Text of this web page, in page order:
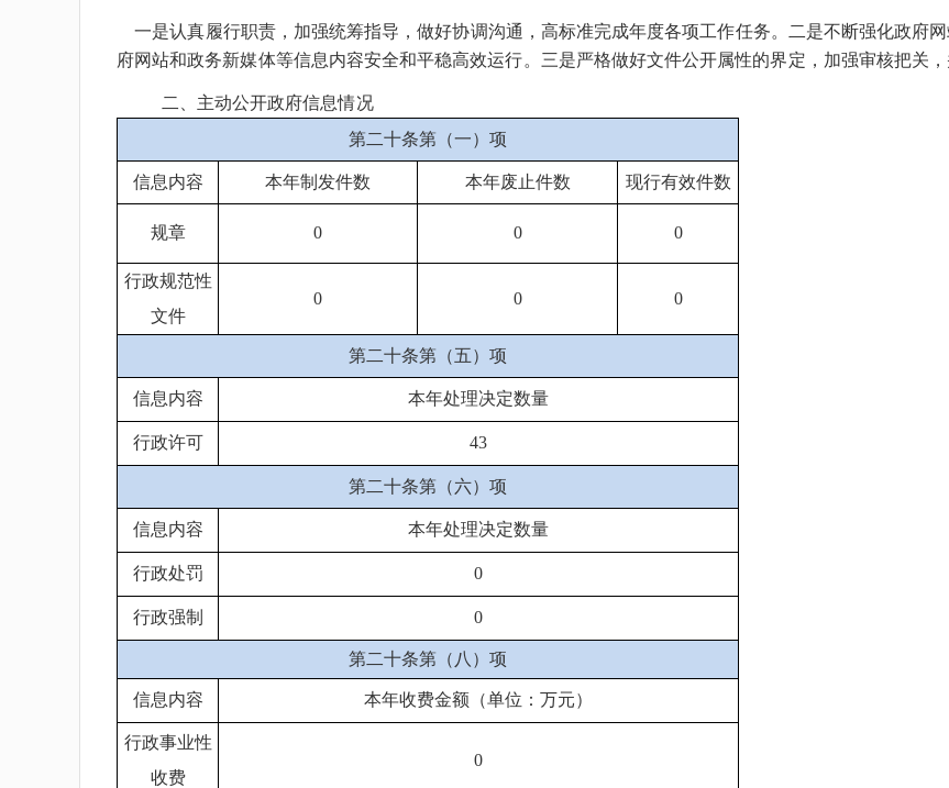
一是认真履行职责，加强统筹指导，做好协调沟通，高标准完成年度各项工作任务。二是不断强化政府
府网站和政务新媒体等信息内容安全和平稳高效运行。三是严格做好文件公开属性的界定，加强审核把关，
二、主动公开政府信息情况
第二十条第（一）项
信息内容 本年制发件数 本年废止件数 现行有效件数
规章 0 0 0
行政规范性
文件
0 0 0
第二十条第（五）项
信息内容 本年处理决定数量
行政许可 43
第二十条第（六）项
信息内容 本年处理决定数量
行政处罚 0
行政强制 0
第二十条第（八）项
信息内容 本年收费金额（单位：万元）
行政事业性
收费
0